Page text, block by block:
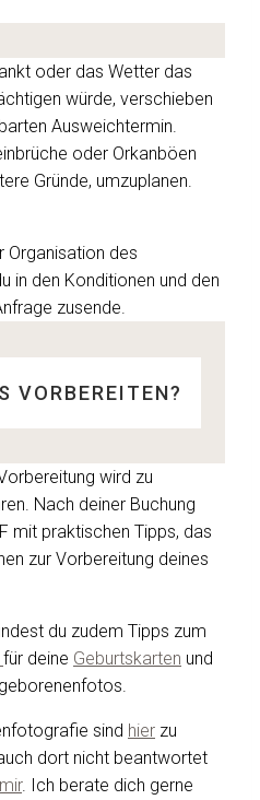
oder das Wetter das
würde, verschieben
Ausweichtermin.
oder Orkanböen
Gründe, umzuplanen.
Organisation des
in den Konditionen und den
zusende.
VORBEREITEN?
wird zu
Nach deiner Buchung
mit praktischen Tipps, das
zur Vorbereitung deines
du zudem Tipps zum
für deine Geburtskarten und
sind hier zu
dort nicht beantwortet
. Ich berate dich gerne